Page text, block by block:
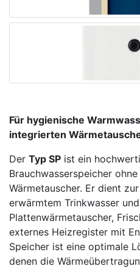
Für hygienische
integrierten
Der Typ SP ist ein
Brauchwasserspeicher
Wärmetauscher. Er dient
erwärmtem Trinkwasser
Plattenwärmetauscher,
externes Heizregister mit
Speicher ist eine optimale
denen die